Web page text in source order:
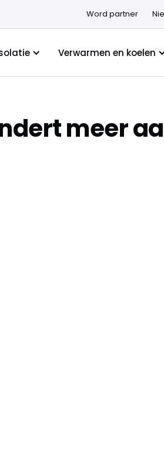
Word partner
Verwarmen en koelen
meer